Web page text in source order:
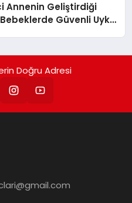
Annenin Geliştirdiği
Bebeklerde Güvenli Uyku
Doğru Adresi